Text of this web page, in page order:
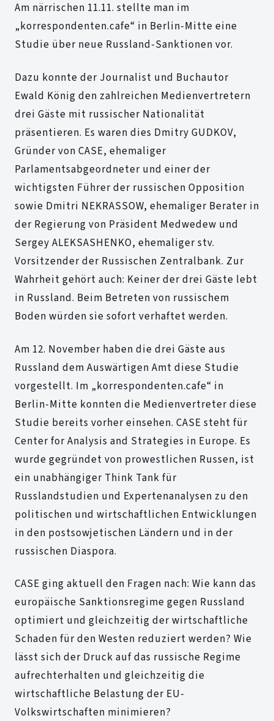
Am närrischen 11.11. stellte man im
„korrespondenten.cafe“ in Berlin-Mitte eine
Studie über neue Russland-Sanktionen vor.
Dazu konnte der Journalist und Buchautor
Ewald König den zahlreichen Medienvertretern
drei Gäste mit russischer Nationalität
präsentieren. Es waren dies Dmitry GUDKOV,
Gründer von CASE, ehemaliger
Parlamentsabgeordneter und einer der
wichtigsten Führer der russischen Opposition
sowie Dmitri NEKRASSOW, ehemaliger Berater in
der Regierung von Präsident Medwedew und
Sergey ALEKSASHENKO, ehemaliger stv.
Vorsitzender der Russischen Zentralbank. Zur
Wahrheit gehört auch: Keiner der drei Gäste lebt
in Russland. Beim Betreten von russischem
Boden würden sie sofort verhaftet werden.
Am 12. November haben die drei Gäste aus
Russland dem Auswärtigen Amt diese Studie
vorgestellt. Im „korrespondenten.cafe“ in
Berlin-Mitte konnten die Medienvertreter diese
Studie bereits vorher einsehen. CASE steht für
Center for Analysis and Strategies in Europe. Es
wurde gegründet von prowestlichen Russen, ist
ein unabhängiger Think Tank für
Russlandstudien und Expertenanalysen zu den
politischen und wirtschaftlichen Entwicklungen
in den postsowjetischen Ländern und in der
russischen Diaspora.
CASE ging aktuell den Fragen nach: Wie kann das
europäische Sanktionsregime gegen Russland
optimiert und gleichzeitig der wirtschaftliche
Schaden für den Westen reduziert werden? Wie
lässt sich der Druck auf das russische Regime
aufrechterhalten und gleichzeitig die
wirtschaftliche Belastung der EU-
Volkswirtschaften minimieren?